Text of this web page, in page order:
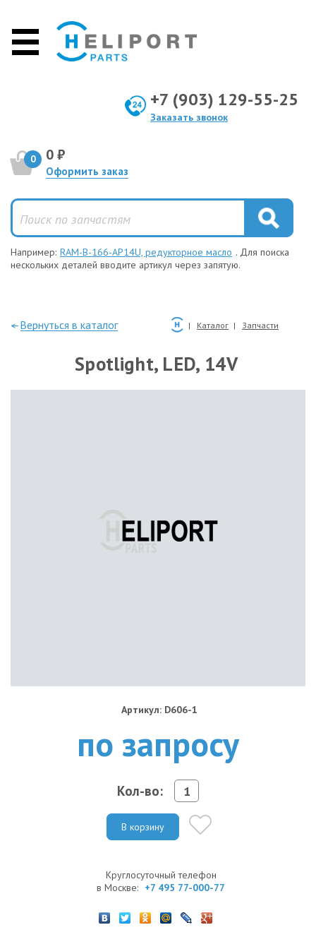
+7 (903) 129-55-25
Заказать звонок
0 0 ₽
Оформить заказ
Например: RAM-B-166-AP14U, редукторное масло . Для поиска
нескольких деталей вводите артикул через запятую.
—Вернуться в каталог Каталог Запчасти
Spotlight, LED, 14V
Артикул: D606-1
по запросу
Кол-во:
В корзину
Круглосуточный телефон
в Москве: +7 495 77-000-77